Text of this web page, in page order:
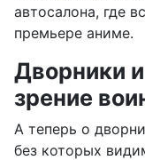
автосалона, где
премьере аниме.
Дворники
зрение
А теперь о
без которых